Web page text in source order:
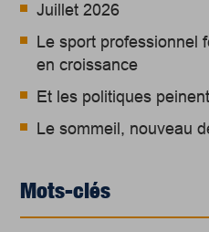
Juillet 2026
Le sport professionnel
en croissance
Et les politiques
Le sommeil, nouveau
Mots-clés